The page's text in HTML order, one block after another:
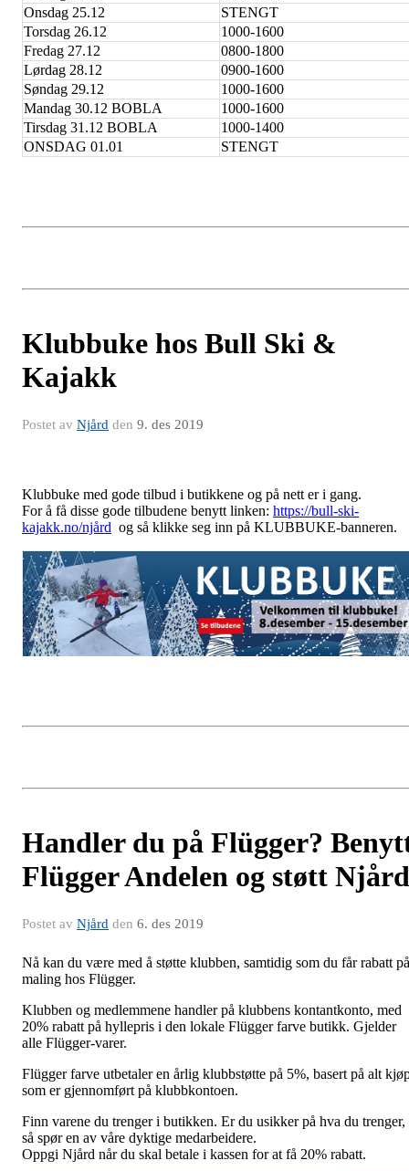
Onsdag 25.12
STENGT
Torsdag 26.12
1000-1600
Fredag 27.12
0800-1800
Lørdag 28.12
0900-1600
Søndag 29.12
1000-1600
Mandag 30.12 BOBLA
1000-1600
Tirsdag 31.12 BOBLA
1000-1400
ONSDAG 01.01
STENGT
Klubbuke hos Bull Ski &
Kajakk
Postet av Njård den 9. des 2019
Klubbuke med gode tilbud i butikkene og på nett er i gang.
For å få disse gode tilbudene benytt linken: https://bull-ski-
kajakk.no/njård og så klikke seg inn på KLUBBUKE-banneren.
Handler du på Flügger?
Flügger Andelen og støtt Njård
Postet av Njård den 6. des 2019
Nå kan du være med å støtte klubben, samtidig som du får rabatt på
maling hos Flügger.
Klubben og medlemmene handler på klubbens kontantkonto, med
20% rabatt på hyllepris i den lokale Flügger farve butikk. Gjelder
alle Flügger-varer.
Flügger farve utbetaler en årlig klubbstøtte på 5%, basert på alt
som er gjennomført på klubbkontoen.
Finn varene du trenger i butikken. Er du usikker på hva du trenger,
så spør en av våre dyktige medarbeidere.
Oppgi Njård når du skal betale i kassen for at få 20% rabatt.